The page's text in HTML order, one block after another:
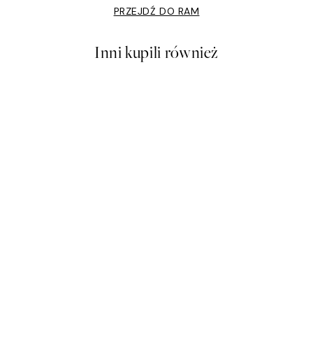
PRZEJDŹ DO RAM
Inni kupili również